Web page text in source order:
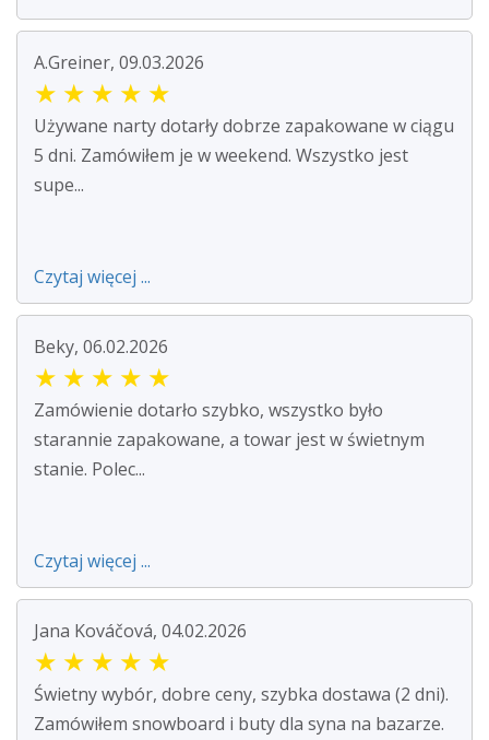
A.Greiner, 09.03.2026
★ ★ ★ ★ ★
Używane narty dotarły dobrze zapakowane w ciągu
5 dni. Zamówiłem je w weekend. Wszystko jest
supe...
Czytaj więcej ...
Beky, 06.02.2026
★ ★ ★ ★ ★
Zamówienie dotarło szybko, wszystko było
starannie zapakowane, a towar jest w świetnym
stanie. Polec...
Czytaj więcej ...
Jana Kováčová, 04.02.2026
★ ★ ★ ★ ★
Świetny wybór, dobre ceny, szybka dostawa (2 dni).
Zamówiłem snowboard i buty dla syna na bazarze.